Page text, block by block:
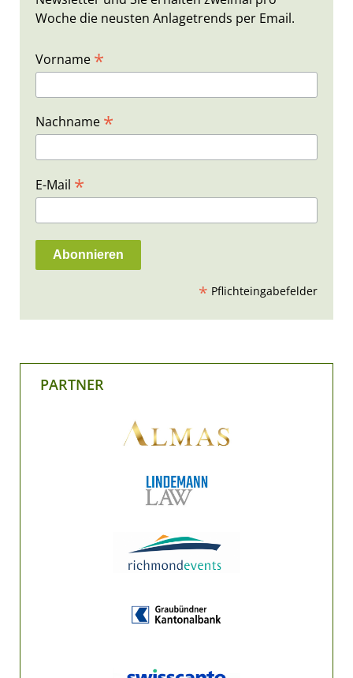
Woche die neusten Anlagetrends per Email.
Vorname *
Nachname *
E-Mail *
* Pflichteingabefelder
PARTNER